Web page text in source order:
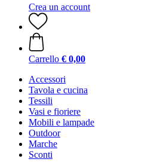
Crea un account
Carrello € 0,00
Accessori
Tavola e cucina
Tessili
Vasi e fioriere
Mobili e lampade
Outdoor
Marche
Sconti